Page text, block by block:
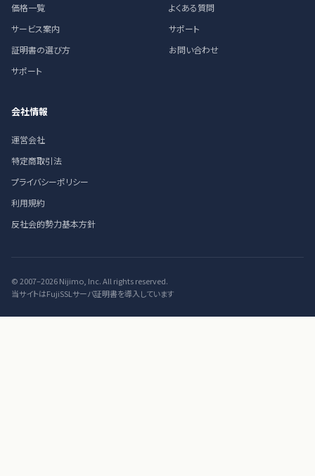
価格一覧
サービス案内
証明書の選び方
サポート
よくある質問
サポート
お問い合わせ
会社情報
運営会社
特定商取引法
プライバシーポリシー
利用規約
反社会的勢力基本方針
© 2007–2026 Nijimo, Inc. All rights reserved.
当サイトはFujiSSLサーバ証明書を導入しています